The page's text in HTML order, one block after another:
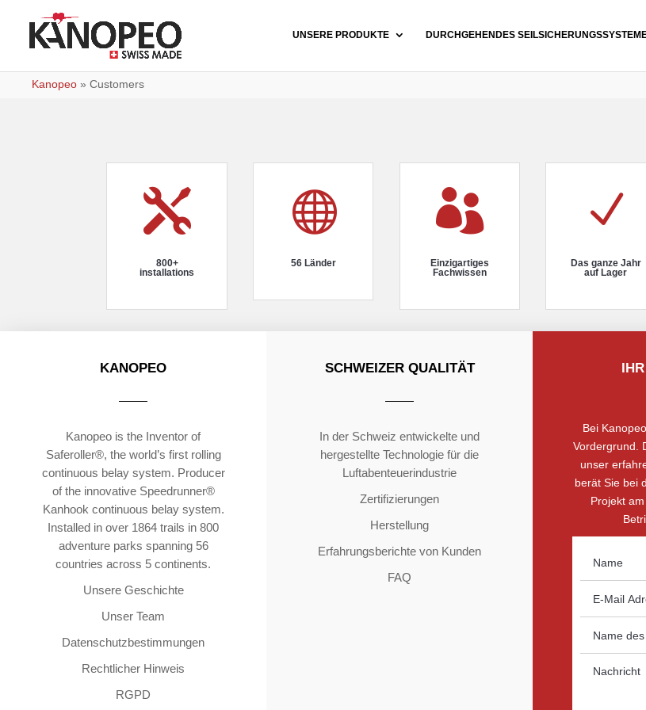
UNSERE PRODUKTE DURCHGEHENDES
Kanopeo » Customers

800+
installations

56 Länder

Einzigartiges
Fachwissen
N
Das ganze Jahr
auf Lager
KANOPEO
Kanopeo is the Inventor of
Saferoller®, the world’s first rolling
continuous belay system. Producer
of the innovative Speedrunner®
Kanhook continuous belay system.
Installed in over 1864 trails in 800
adventure parks spanning 56
countries across 5 continents.
Unsere Geschichte
Unser Team
Datenschutzbestimmungen
Rechtlicher Hinweis
RGPD
SCHWEIZER QUALITÄT
In der Schweiz entwickelte und
hergestellte Technologie für die
Luftabenteuerindustrie
Zertifizierungen
Herstellung
Erfahrungsberichte von Kunden
FAQ
Bei
Vordergrund.
unser
berät Sie bei
Projekt